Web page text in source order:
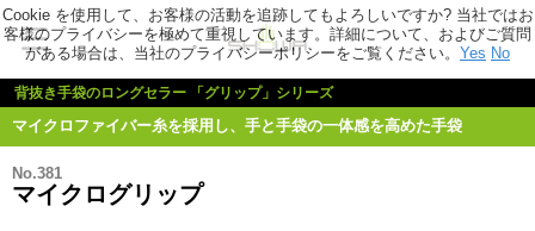
背抜き手袋のロングセラー 「グリップ」シリーズ
マイクロファイバー糸を採用し、手と手袋の一体感を高めた手袋
No.381
マイクログリップ
Cookie を使用して、お客様の活動を追跡してもよろしいですか? 当社ではお
客様のプライバシーを極めて重視しています。詳細について、およびご質問
がある場合は、当社のプライバシーポリシーをご覧ください。 Yes No